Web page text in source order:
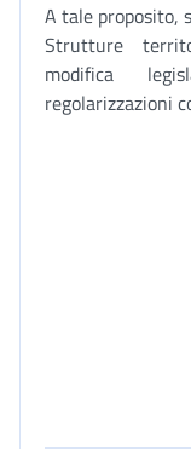
A tale proposito,
Strutture
modifica
regolarizzazioni